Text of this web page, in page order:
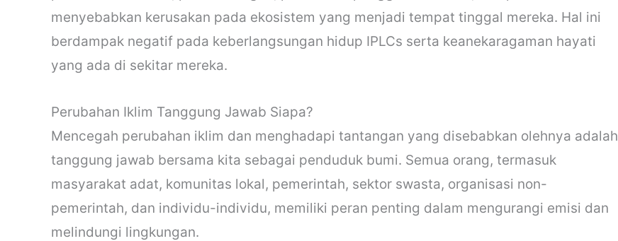
menyebabkan kerusakan pada ekosistem yang menjadi tempat tinggal mereka. Hal ini
berdampak negatif pada keberlangsungan hidup IPLCs serta keanekaragaman hayati
yang ada di sekitar mereka.
Perubahan Iklim Tanggung Jawab Siapa?
Mencegah perubahan iklim dan menghadapi tantangan yang disebabkan olehnya adalah
tanggung jawab bersama kita sebagai penduduk bumi. Semua orang, termasuk
masyarakat adat, komunitas lokal, pemerintah, sektor swasta, organisasi non-
pemerintah, dan individu-individu, memiliki peran penting dalam mengurangi emisi dan
melindungi lingkungan.